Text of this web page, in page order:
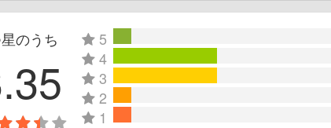
のうち
5
4
3
2
1